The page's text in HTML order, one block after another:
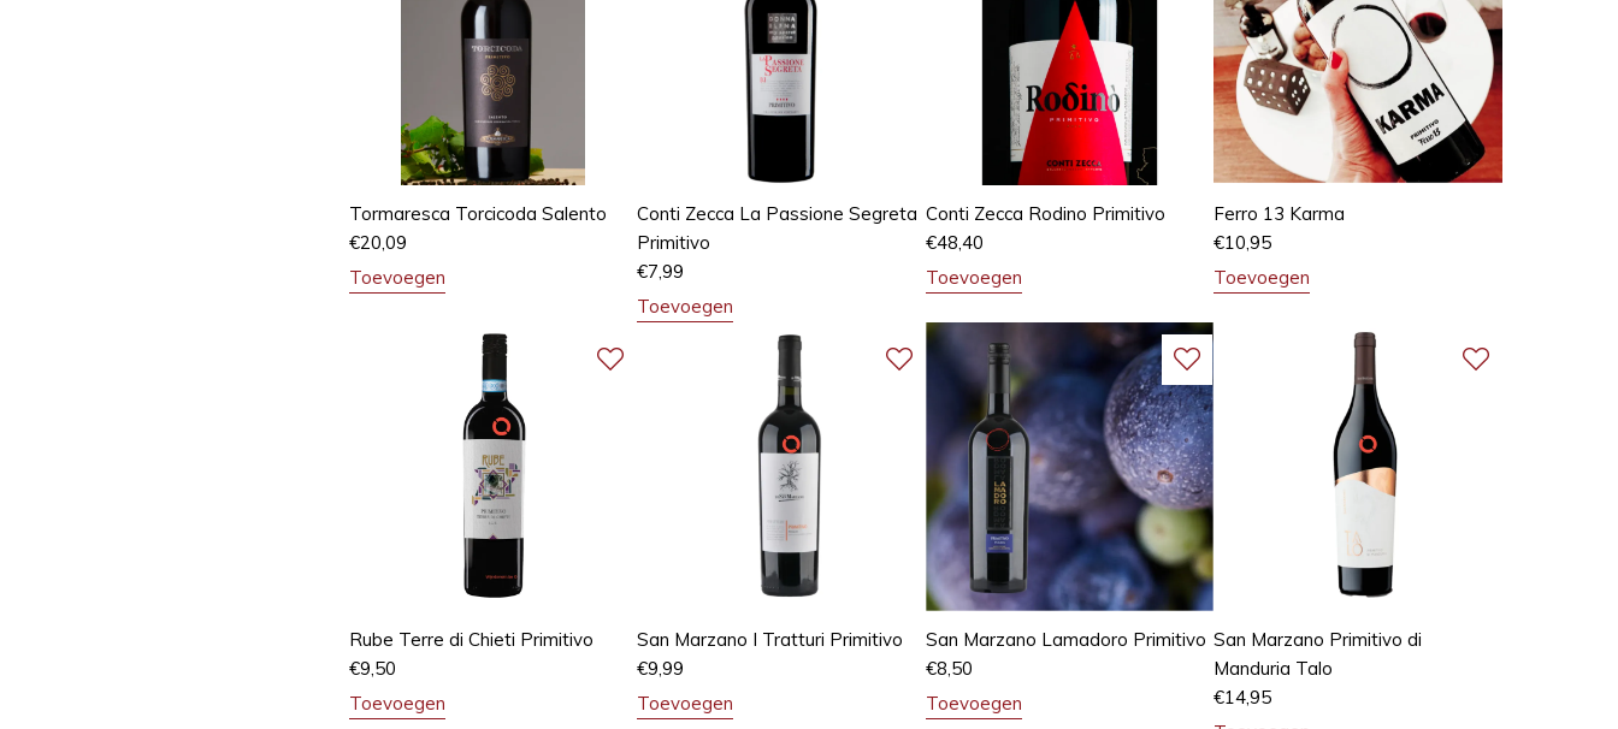
Tormaresca Torcicoda Salento
€20,09
Toevoegen
Conti Zecca La Passione Segreta
Primitivo
€7,99
Toevoegen
Conti Zecca Rodino Primitivo
€48,40
Toevoegen
Ferro 13 Karma
€10,95
Toevoegen
Rube Terre di Chieti Primitivo
€9,50
Toevoegen
San Marzano I Tratturi Primitivo
€9,99
Toevoegen
San Marzano Lamadoro Primitivo
€8,50
Toevoegen
San Marzano Primitivo di
Manduria Talo
€14,95